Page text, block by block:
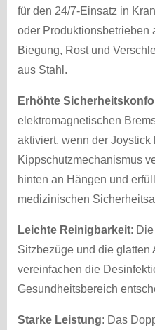
für den 24/7-Einsatz in
oder Produktionsbetrieben
Biegung, Rost und
aus Stahl.
Erhöhte
elektromagnetischen
aktiviert, wenn der
Kippschutzmechanismus
hinten an Hängen und
medizinischen
Leichte Reinigbarkeit:
Sitzbezüge und die glatten
vereinfachen die
Gesundheitsbereich
Starke Leistung: Das